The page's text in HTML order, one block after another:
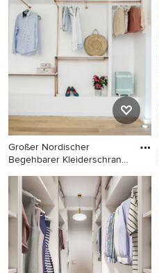
Neutrales Eklektisches
Ankleidezimmer mit hellem
Holzboden und braunem
Boden in Marseille
Großer Nordischer
Begehbarer Kleiderschrank
Großer Nordischer
Begehbarer Kleiderschrank
mit hellem Holzboden,
offenen Schränken und
beigem Boden in Paris